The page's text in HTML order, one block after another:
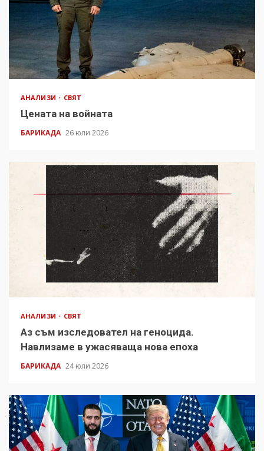
АНАЛИЗИ СВЯТ
Цената на войната
БАРИКАДА 26 юли 2026
АНАЛИЗИ СВЯТ
Аз съм изследовател на геноцида.
Навлизаме в ужасяваща нова епоха
БАРИКАДА 24 юли 2026